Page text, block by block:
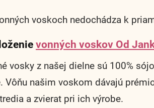
voskoch nedochádza k
vonných voskov Od
vosky z našej dielne sú 100%
Vôňu našim voskom dávajú
a zvierat pri ich výrobe.